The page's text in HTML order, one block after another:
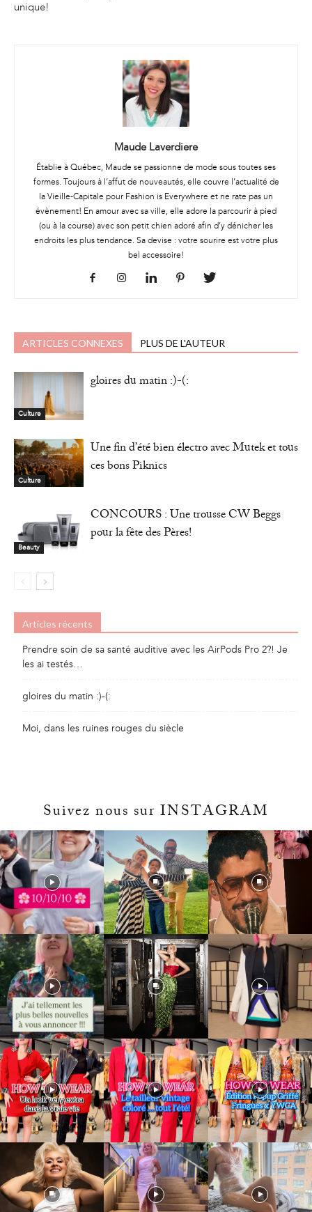
unique!
Maude Laverdiere
Établie à Québec, Maude se passionne de mode sous toutes ses
formes. Toujours à l’affut de nouveautés, elle couvre l’actualité de
la Vieille-Capitale pour Fashion is Everywhere et ne rate pas un
évènement! En amour avec sa ville, elle adore la parcourir à pied
(ou à la course) avec son petit chien adoré afin d’y dénicher les
endroits les plus tendance. Sa devise : votre sourire est votre plus
bel accessoire!
ARTICLES CONNEXES PLUS DE L'AUTEUR
Culture
gloires du matin :)-(:
Culture
Une fin d’été bien électro avec Mutek et tous
ces bons Piknics
Beauty
CONCOURS : Une trousse CW Beggs
pour la fête des Pères!
Articles récents
Prendre soin de sa santé auditive avec les AirPods Pro 2?! Je
les ai testés…
gloires du matin :)-(:
Moi, dans les ruines rouges du siècle
Suivez nous sur INSTAGRAM